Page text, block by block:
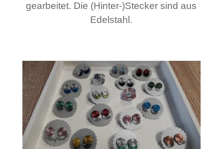
gearbeitet. Die (Hinter-)Stecker sind aus
Edelstahl.